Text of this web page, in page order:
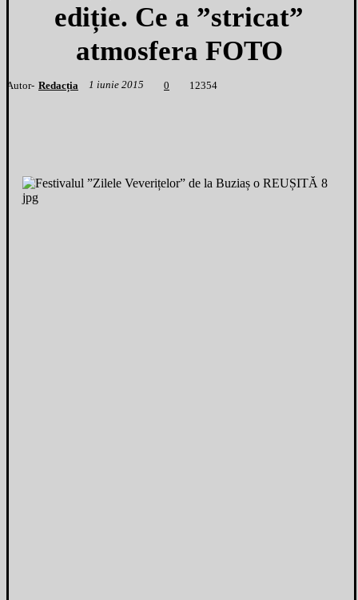
ediție. Ce a ”stricat”
atmosfera FOTO
Autor- Redacția 1 iunie 2015 0 1 2354